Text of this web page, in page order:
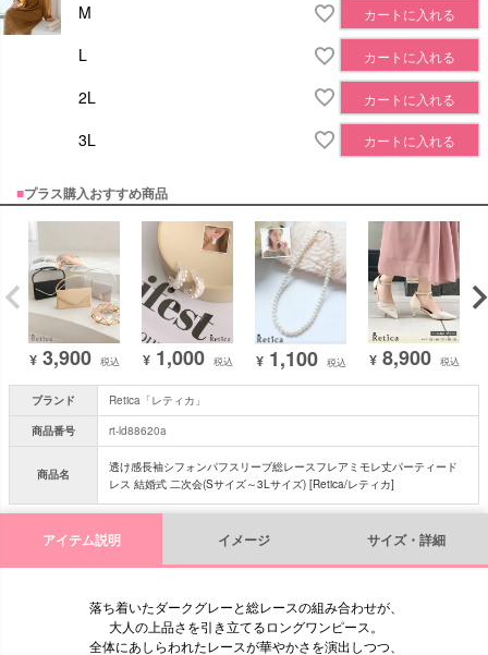
M カートに入れる
L カートに入れる
2L カートに入れる
3L カートに入れる
■プラス購入おすすめ商品
¥ 3,900 税込 ¥ 1,000 税込 ¥ 1,100 税込 ¥ 8,900 税込
ブランド
Retica「レティカ」
商品番号
rt-ld88620a
商品名
透け感長袖シフォンパフスリーブ総レースフレアミモレ丈パーティード
レス 結婚式 二次会(Sサイズ～3Lサイズ) [Retica/レティカ]
アイテム説明 イメージ サイズ・詳細
落ち着いたダークグレーと総レースの組み合わせが、
大人の上品さを引き立てるロングワンピース。
全体にあしらわれたレースが華やかさを演出しつつ、